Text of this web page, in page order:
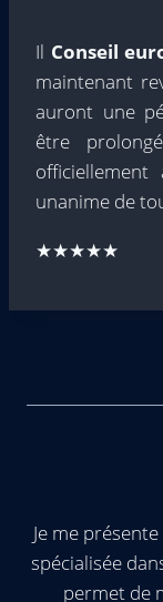
Il Conseil
maintenant
auront une
être
officiellement
unanime de
★★★★★
Je me
spécialisée
permet de